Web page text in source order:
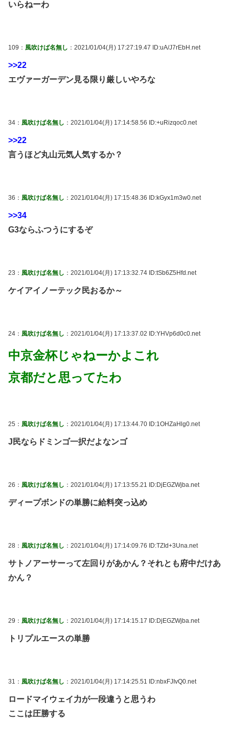
いらねーわ
109： 風吹けば名無し ：2021/01/04(月) 17:27:19.47 ID:uA/J7rEbH.net
>>22
エヴァーガーデン見る限り厳しいやろな
34： 風吹けば名無し ：2021/01/04(月) 17:14:58.56 ID:+uRizqoc0.net
>>22
言うほど丸山元気人気するか？
36： 風吹けば名無し ：2021/01/04(月) 17:15:48.36 ID:kGyx1m3w0.net
>>34
G3ならふつうにするぞ
23： 風吹けば名無し ：2021/01/04(月) 17:13:32.74 ID:tSb6Z5Hfd.net
ケイアイノーテック民おるか～
24： 風吹けば名無し ：2021/01/04(月) 17:13:37.02 ID:YHVp6d0c0.net
中京金杯じゃねーかよこれ
京都だと思ってたわ
25： 風吹けば名無し ：2021/01/04(月) 17:13:44.70 ID:1OHZaHlg0.net
J民ならドミンゴ一択だよなンゴ
26： 風吹けば名無し ：2021/01/04(月) 17:13:55.21 ID:DjEGZWjba.net
ディープボンドの単勝に給料突っ込め
28： 風吹けば名無し ：2021/01/04(月) 17:14:09.76 ID:TZId+3Una.net
サトノアーサーって左回りがあかん？それとも府中だけあ
かん？
29： 風吹けば名無し ：2021/01/04(月) 17:14:15.17 ID:DjEGZWjba.net
トリプルエースの単勝
31： 風吹けば名無し ：2021/01/04(月) 17:14:25.51 ID:nbxFJIvQ0.net
ロードマイウェイ力が一段違うと思うわ
ここは圧勝する